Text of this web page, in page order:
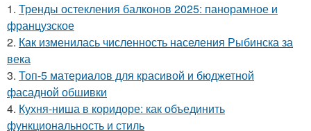
1. Тренды остекления балконов 2025: панорамное и
французское
2. Как изменилась численность населения Рыбинска за
века
3. Топ-5 материалов для красивой и бюджетной
фасадной обшивки
4. Кухня-ниша в коридоре: как объединить
функциональность и стиль